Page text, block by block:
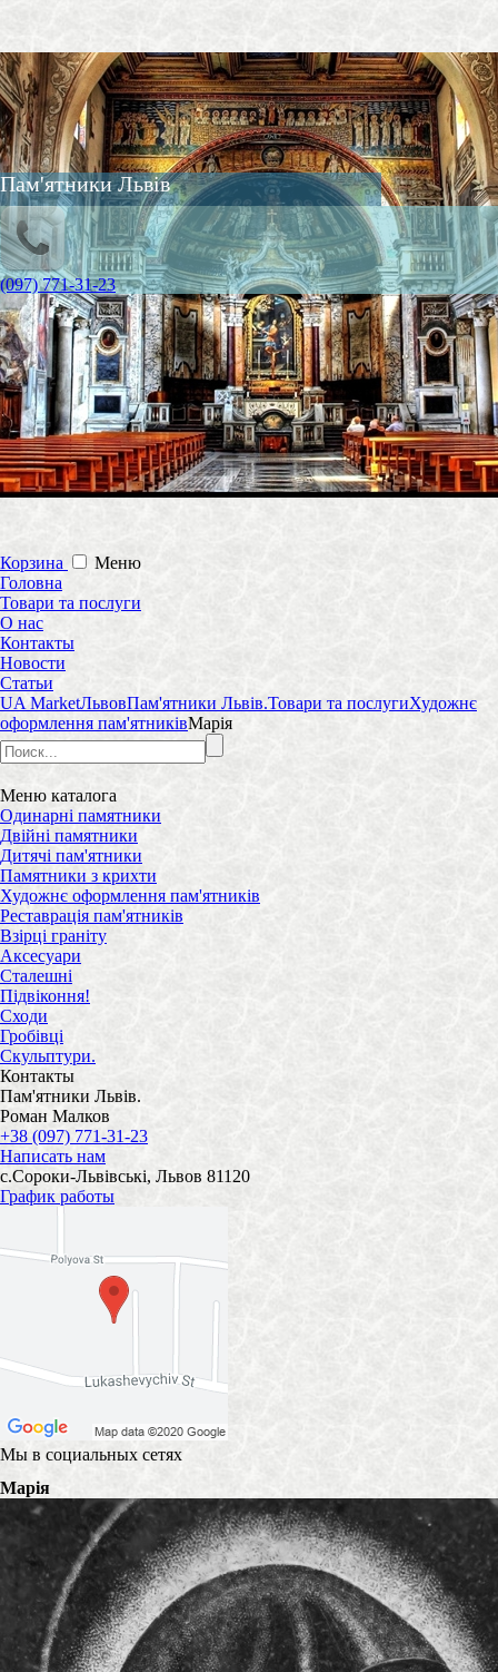
Пам'ятники Львів
(097) 771-31-23
Корзина
Меню
Головна
Товари та послуги
О нас
Контакты
Новости
Статьи
UA MarketЛьвовПам'ятники Львів.Товари та послугиХудожнє
оформлення пам'ятниківМарія
Меню каталога
Одинарні памятники
Двійні памятники
Дитячі пам'ятники
Памятники з крихти
Художнє оформлення пам'ятників
Реставрація пам'ятників
Взірці граніту
Аксесуари
Сталешні
Підвіконня!
Сходи
Гробівці
Скульптури.
Контакты
Пам'ятники Львів.
Роман Малков
+38 (097) 771-31-23
Написать нам
с.Сороки-Львівські, Львов 81120
График работы
Мы в социальных сетях
Марія